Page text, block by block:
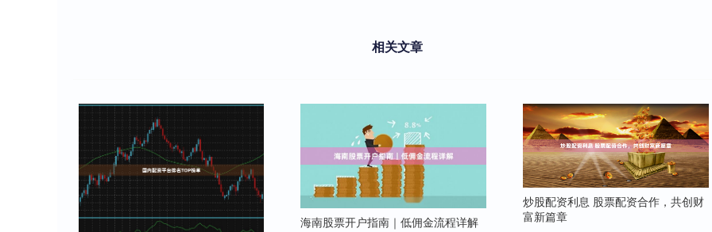
相关文章
海南股票开户指南｜低佣金流程详解
炒股配资利息 股票配资合作，共创财
富新篇章